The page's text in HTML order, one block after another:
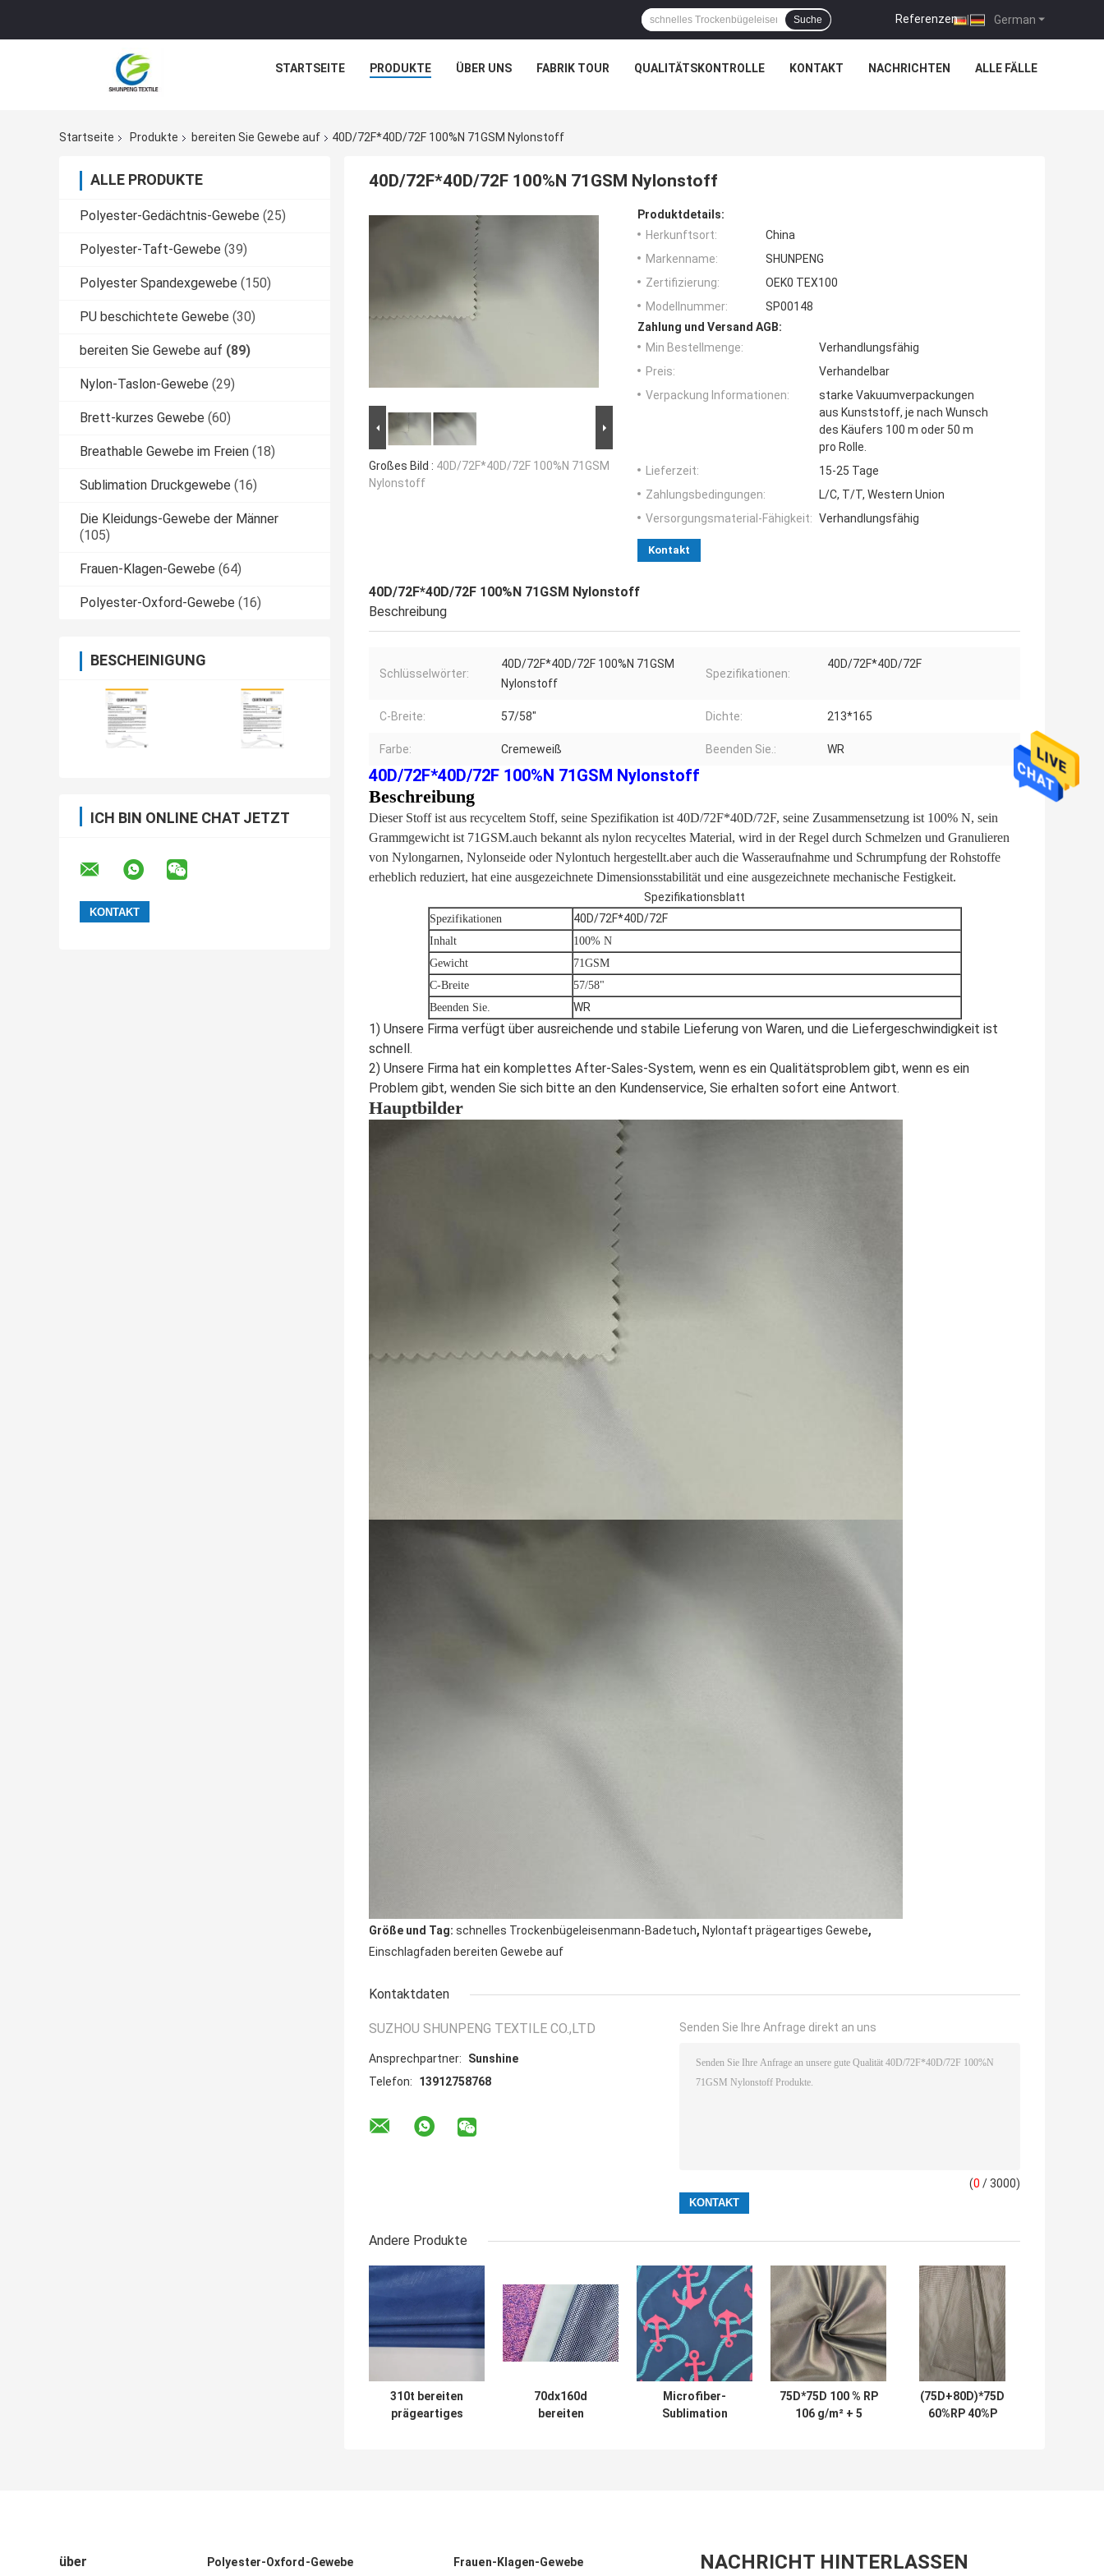
German
Referenzen |
Suche
STARTSEITE PRODUKTE ÜBER UNS FABRIK TOUR QUALITÄTSKONTROLLE KONTAKT NACHRICHTEN ALLE FÄLLE
Startseite Produkte bereiten Sie Gewebe auf 40D/72F*40D/72F 100%N 71GSM Nylonstoff
ALLE PRODUKTE
Polyester-Gedächtnis-Gewebe (25)
Polyester-Taft-Gewebe (39)
Polyester Spandexgewebe (150)
PU beschichtete Gewebe (30)
bereiten Sie Gewebe auf (89)
Nylon-Taslon-Gewebe (29)
Brett-kurzes Gewebe (60)
Breathable Gewebe im Freien (18)
Sublimation Druckgewebe (16)
Die Kleidungs-Gewebe der Männer
(105)
Frauen-Klagen-Gewebe (64)
Polyester-Oxford-Gewebe (16)
BESCHEINIGUNG
ICH BIN ONLINE CHAT JETZT
40D/72F*40D/72F 100%N 71GSM Nylonstoff
Großes Bild : 40D/72F*40D/72F 100%N 71GSM
Nylonstoff
Produktdetails:
Herkunftsort:
China
Markenname:
SHUNPENG
Zertifizierung:
OEK0 TEX100
Modellnummer:
SP00148
Zahlung und Versand AGB:
Min Bestellmenge:
Verhandlungsfähig
Preis:
Verhandelbar
Verpackung Informationen:
starke Vakuumverpackungen
aus Kunststoff, je nach Wunsch
des Käufers 100 m oder 50 m
pro Rolle.
Lieferzeit:
15-25 Tage
Zahlungsbedingungen:
L/C, T/T, Western Union
Versorgungsmaterial-Fähigkeit: Verhandlungsfähig
Kontakt
40D/72F*40D/72F 100%N 71GSM Nylonstoff
Beschreibung
Schlüsselwörter:
40D/72F*40D/72F 100%N 71GSM
Nylonstoff
Spezifikationen:
40D/72F*40D/72F
C-Breite: 57/58" Dichte: 213*165
Farbe: Cremeweiß Beenden Sie.: WR
40D/72F*40D/72F 100%N 71GSM Nylonstoff
Beschreibung
Dieser Stoff ist aus recyceltem Stoff, seine Spezifikation ist 40D/72F*40D/72F, seine Zusammensetzung ist 100% N, sein
Grammgewicht ist 71GSM.auch bekannt als nylon recyceltes Material, wird in der Regel durch Schmelzen und Granulieren
von Nylongarnen, Nylonseide oder Nylontuch hergestellt.aber auch die Wasseraufnahme und Schrumpfung der Rohstoffe
erheblich reduziert, hat eine ausgezeichnete Dimensionsstabilität und eine ausgezeichnete mechanische Festigkeit.
Spezifikationsblatt
Spezifikationen 40D/72F*40D/72F
Inhalt
100% N
Gewicht
71GSM
C-Breite
57/58"
Beenden Sie.
WR
1) Unsere Firma verfügt über ausreichende und stabile Lieferung von Waren, und die Liefergeschwindigkeit ist
schnell
.
2) Unsere Firma hat ein komplettes After-Sales-System, wenn es ein Qualitätsproblem gibt, wenn es ein
Problem gibt, wenden Sie sich bitte an den Kundenservice, Sie erhalten sofort eine Antwort.
Hauptbilder
Größe und Tag: schnelles Trockenbügeleisenmann-Badetuch, Nylontaft prägeartiges Gewebe,
Einschlagfaden bereiten Gewebe auf
Kontaktdaten
SUZHOU SHUNPENG TEXTILE CO.,LTD
Ansprechpartner:
Sunshine
Telefon:
13912758768
Senden Sie Ihre Anfrage direkt an uns
(0 / 3000)
Andere Produkte
310t bereiten
prägeartiges
70dx160d
bereiten
Microfiber-
Sublimation
75D*75D 100 % RP
106 g/m² + 5
(75D+80D)*75D
60%RP 40%P
über Polyester-Oxford-Gewebe Frauen-Klagen-Gewebe NACHRICHT HINTERLASSEN